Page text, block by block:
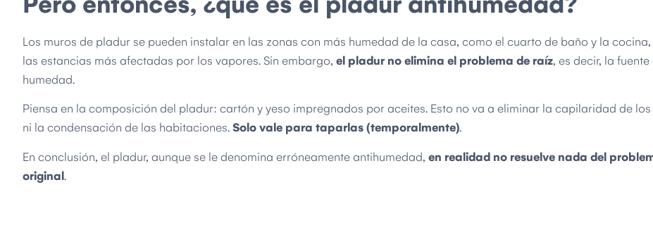
Los muros de pladur se pueden instalar en las zonas con más humedad de la casa, como el cuarto de baño y la cocina,
las estancias más afectadas por los vapores. Sin embargo, el pladur no elimina el problema de raíz, es decir, la fuente
humedad.
Piensa en la composición del pladur: cartón y yeso impregnados por aceites. Esto no va a eliminar la capilaridad de los
ni la condensación de las habitaciones. Solo vale para taparlas (temporalmente).
En conclusión, el pladur, aunque se le denomina erróneamente antihumedad, en realidad no resuelve nada del
original.